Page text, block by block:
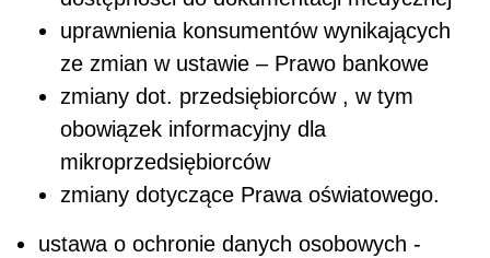
uprawnienia konsumentów wynikających
ze zmian w ustawie – Prawo bankowe
zmiany dot. przedsiębiorców , w tym
obowiązek informacyjny dla
mikroprzedsiębiorców
zmiany dotyczące Prawa oświatowego.
ustawa o ochronie danych osobowych -